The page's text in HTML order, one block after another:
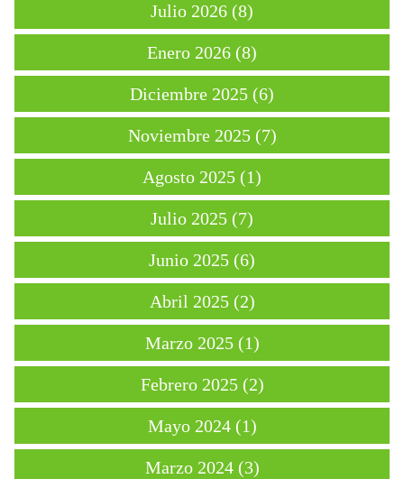
Julio 2026 (8)
Enero 2026 (8)
Diciembre 2025 (6)
Noviembre 2025 (7)
Agosto 2025 (1)
Julio 2025 (7)
Junio 2025 (6)
Abril 2025 (2)
Marzo 2025 (1)
Febrero 2025 (2)
Mayo 2024 (1)
Marzo 2024 (3)